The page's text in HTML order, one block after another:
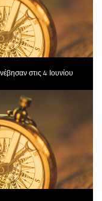
στις 4 Ιουνίου